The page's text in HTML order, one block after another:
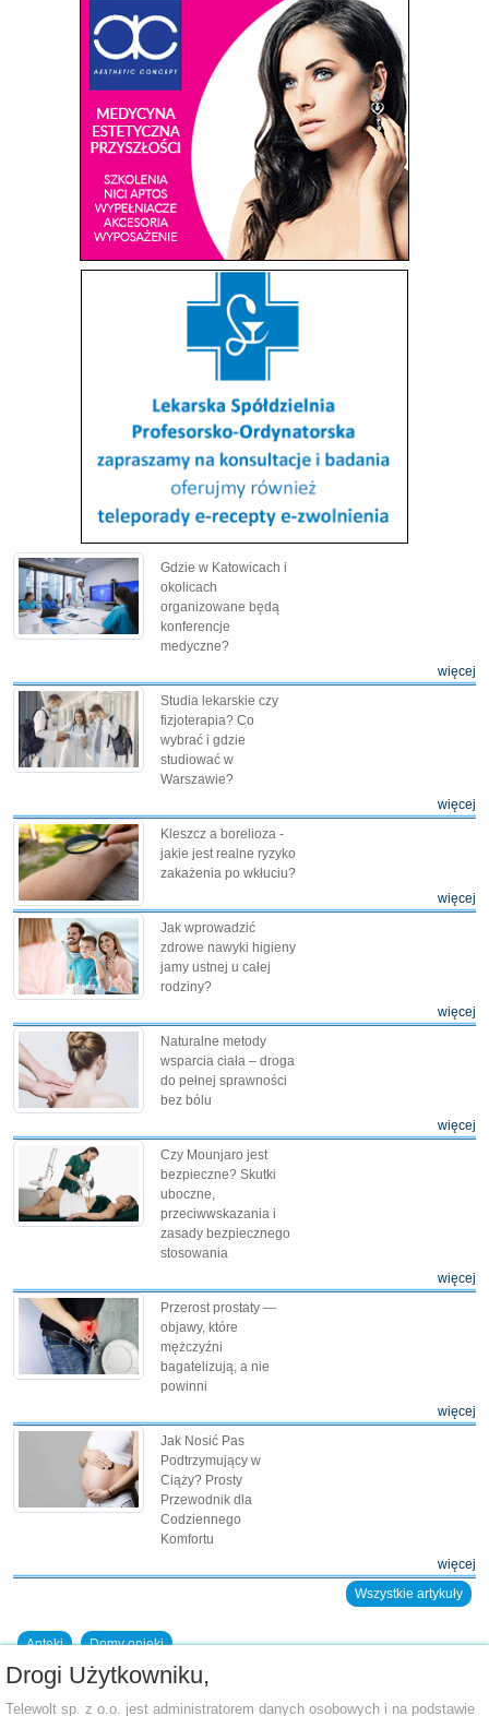
Gdzie w Katowicach i
okolicach
organizowane będą
konferencje
medyczne?
więcej
Studia lekarskie czy
fizjoterapia? Co
wybrać i gdzie
studiować w
Warszawie?
więcej
Kleszcz a borelioza -
jakie jest realne ryzyko
zakażenia po wkłuciu?
więcej
Jak wprowadzić
zdrowe nawyki higieny
jamy ustnej u całej
rodziny?
więcej
Naturalne metody
wsparcia ciała – droga
do pełnej sprawności
bez bólu
więcej
Czy Mounjaro jest
bezpieczne? Skutki
uboczne,
przeciwwskazania i
zasady bezpiecznego
stosowania
więcej
Przerost prostaty —
objawy, które
mężczyźni
bagatelizują, a nie
powinni
więcej
Jak Nosić Pas
Podtrzymujący w
Ciąży? Prosty
Przewodnik dla
Codziennego
Komfortu
więcej
Wszystkie artykuły
Apteki Domy opieki
Dodaj placówkę do bazy
Drogi Użytkowniku,
Telewolt sp. z o.o. jest administratorem danych osobowych i na podstawie